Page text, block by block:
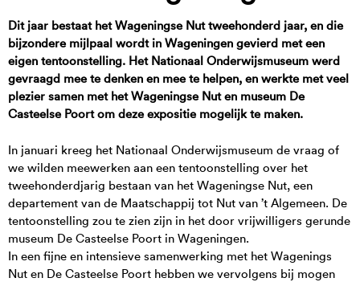
Dit jaar bestaat het Wageningse Nut tweehonderd jaar, en die
bijzondere mijlpaal wordt in Wageningen gevierd met een
eigen tentoonstelling. Het Nationaal Onderwijsmuseum werd
gevraagd mee te denken en mee te helpen, en werkte met veel
plezier samen met het Wageningse Nut en museum De
Casteelse Poort om deze expositie mogelijk te maken.
In januari kreeg het Nationaal Onderwijsmuseum de vraag of
we wilden meewerken aan een tentoonstelling over het
tweehonderdjarig bestaan van het Wageningse Nut, een
departement van de Maatschappij tot Nut van ’t Algemeen. De
tentoonstelling zou te zien zijn in het door vrijwilligers gerunde
museum De Casteelse Poort in Wageningen.
In een fijne en intensieve samenwerking met het Wagenings
Nut en De Casteelse Poort hebben we vervolgens bij mogen